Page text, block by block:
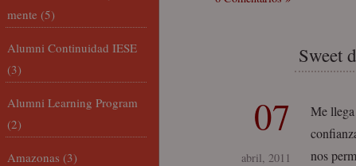
Sweet
07
abril, 2011
Me
nos
mente (5)
Alumni Continuidad IESE
(3)
Alumni Learning Program
(2)
Amazonas (3)